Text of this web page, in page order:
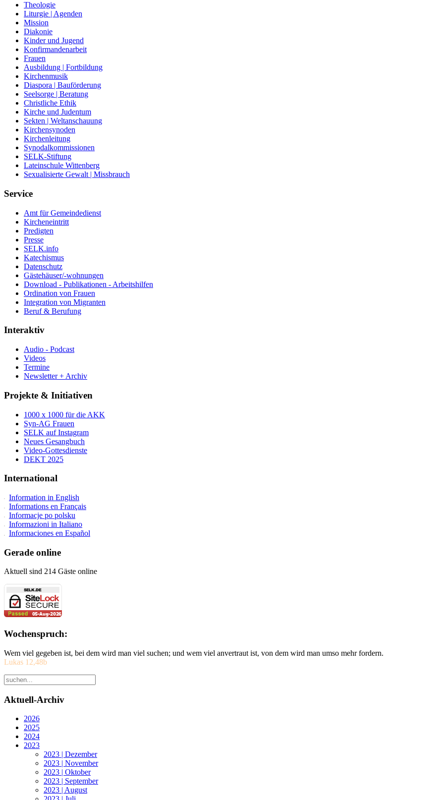
Theologie
Liturgie | Agenden
Mission
Diakonie
Kinder und Jugend
Konfirmandenarbeit
Frauen
Ausbildung | Fortbildung
Kirchenmusik
Diaspora | Bauförderung
Seelsorge | Beratung
Christliche Ethik
Kirche und Judentum
Sekten | Weltanschauung
Kirchensynoden
Kirchenleitung
Synodalkommissionen
SELK-Stiftung
Lateinschule Wittenberg
Sexualisierte Gewalt | Missbrauch
Service
Amt für Gemeindedienst
Kircheneintritt
Predigten
Presse
SELK.info
Katechismus
Datenschutz
Gästehäuser/-wohnungen
Download - Publikationen - Arbeitshilfen
Ordination von Frauen
Integration von Migranten
Beruf & Berufung
Interaktiv
Audio - Podcast
Videos
Termine
Newsletter + Archiv
Projekte & Initiativen
1000 x 1000 für die AKK
Syn-AG Frauen
SELK auf Instagram
Neues Gesangbuch
Video-Gottesdienste
DEKT 2025
International
Information in English
Informations en Français
Informacje po polsku
Informazioni in Italiano
Informaciones en Español
Gerade online
Aktuell sind 214 Gäste online
Wochenspruch:
Wem viel gegeben ist, bei dem wird man viel suchen; und wem viel anvertraut ist, von dem wird man umso mehr fordern.
Lukas 12,48b
Aktuell-Archiv
2026
2025
2024
2023
2023 | Dezember
2023 | November
2023 | Oktober
2023 | September
2023 | August